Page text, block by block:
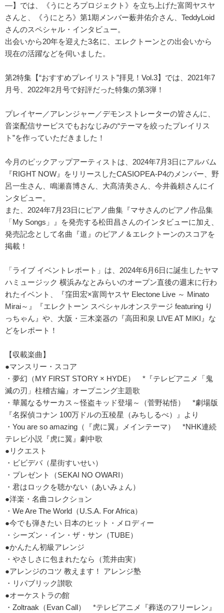
―】では、《うにとろプロジェクト》を立ち上げた富岡ヤスヤ
さんと、《うにとろ》第1期メンバー薮井佑介さん、TeddyLoid
さんのスペシャル・インタビュー。
出会いから20年を迎えた3名に、エレクトーンとの出会いから
現在の活躍などを伺いました。
第2特集【“おすすめプレイリスト”拝見！Vol.3】では、2021年7
月号、2022年2月号で好評だった特集の第3弾！
プレイヤー／アレンジャー／デモンストレーターの皆さんに、
音楽配信サービスでもおなじみの“テーマを絞ったプレイリス
ト”を作っていただきました！
今月のピックアップアーティストは、2024年7月3日にアルバム
『RIGHT NOW』をリリースしたCASIOPEA-P4のメンバー、野
呂一生さん、鳴瀬喜博さん、大髙清美さん、今井義頼さんにイ
ンタビュー。
また、2024年7月23日にピアノ曲集『マサさんのピアノ作品集
「My Songs」』を発売する松田昌さんのインタビューに加え、
発売記念として名曲『道』のピアノ＆エレクトーンのスコアを
掲載！
「ライブ イベントレポート」は、2024年6月6日に誕生したヤマ
ハミュージック 横浜みなとみらいのオープン直後の週末に行わ
れたイベント、『窪田宏×富岡ヤスヤ Electone Live ～ Minato
Mirai～』『エレクトーン スペシャルオンステージ featuring り
っちゃん』や、大阪・三木楽器の『高田和泉 LIVE AT MIKI』な
どをレポート！
【収載楽曲】
●マンスリー・スコア
・夢幻（MY FIRST STORY × HYDE） *『テレビアニメ「鬼
滅の刃」柱稽古編』オープニング主題歌
・華麗なるサーカス～怪盗キッド登場～（菅野祐悟） *劇場版
『名探偵コナン 100万ドルの五稜星（みちしるべ）』より
・You are so amazing（『虎に翼』メインテーマ） *NHK連続
テレビ小説『虎に翼』劇中歌
●リクエスト
・ビビデバ（星街すいせい）
・プレゼント（SEKAI NO OWARI）
・君はロックを聴かない（あいみょん）
●洋楽・名曲コレクション
・We Are The World（U.S.A. For Africa）
●今でも弾きたい 日本のヒット・メロディー
・シーズン・イン・ザ・サン（TUBE）
●かんたん初級アレンジ
・やさしさに包まれたなら（荒井由実）
●アレンジのコツ 教えます！ アレンジ塾
・リパブリック讃歌
●オーケストラの館
・Zoltraak（Evan Call） *テレビアニメ『葬送のフリーレン』